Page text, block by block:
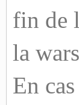
fin de
la
En